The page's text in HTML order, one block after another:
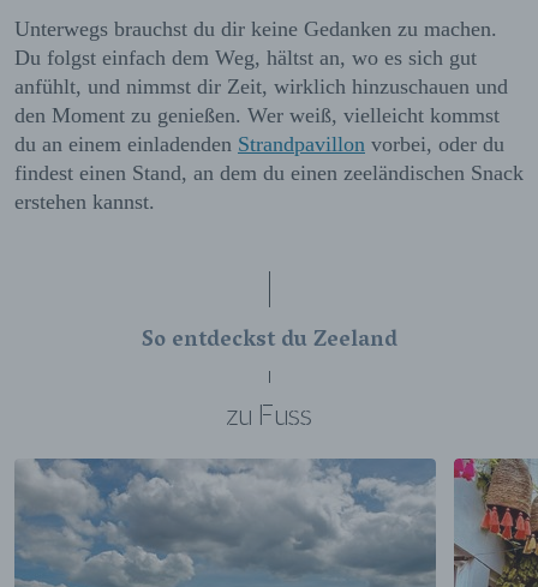
Unterwegs brauchst du dir keine Gedanken zu machen.
Du folgst einfach dem Weg, hältst an, wo es sich gut
anfühlt, und nimmst dir Zeit, wirklich hinzuschauen und
den Moment zu genießen. Wer weiß, vielleicht kommst
du an einem einladenden Strandpavillon vorbei, oder du
findest einen Stand, an dem du einen zeeländischen Snack
erstehen kannst.
So entdeckst du Zeeland
zu Fuss